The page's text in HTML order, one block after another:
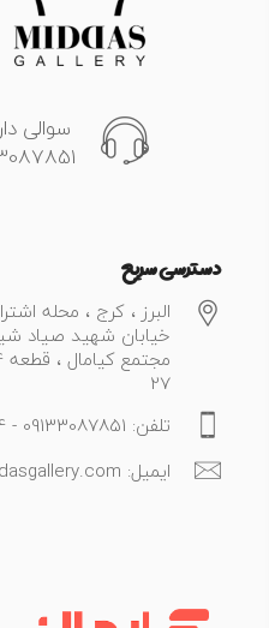
سوالی
دسترسی سریع
البرز ، کرج ، محله
خیابان شهید صیاد
27
تلفن: 09133087851 - 02634231824
ایمیل: info@middasgallery.com